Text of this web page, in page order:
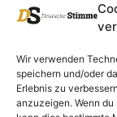
Wir verwenden
speichern und/oder
Erlebnis zu
anzuzeigen. Wenn
Unser
Spenden
Ausgaben